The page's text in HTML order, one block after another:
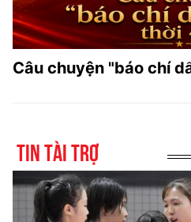
Câu chuyện "báo chí